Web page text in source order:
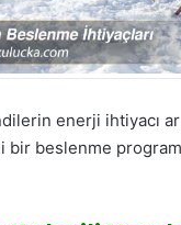
enerji ihtiyacı
bir beslenme